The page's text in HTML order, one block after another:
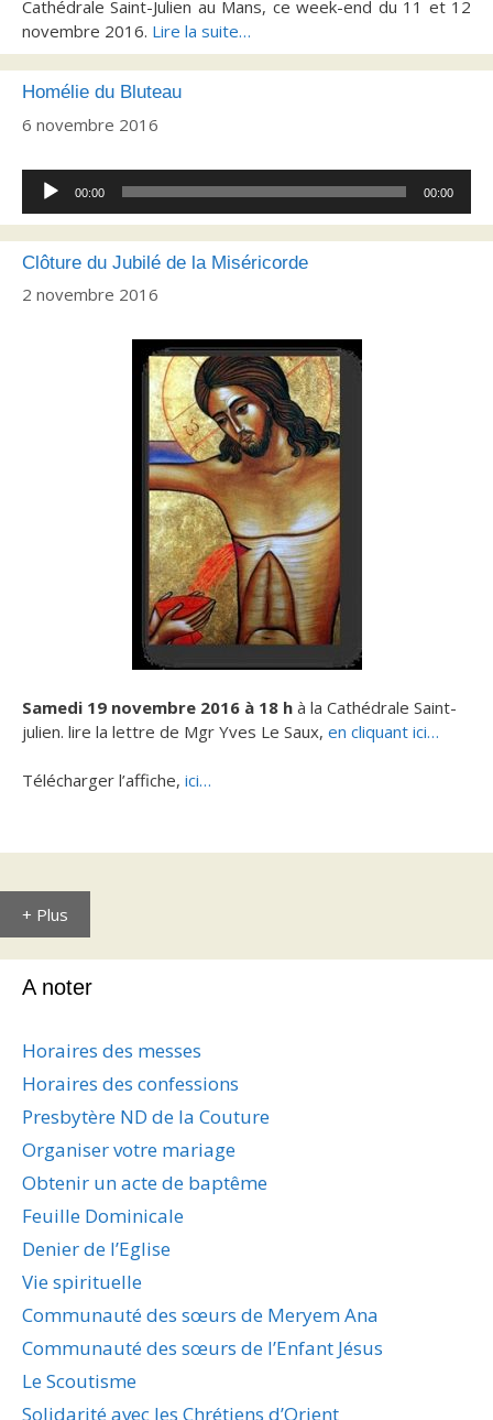
Cathédrale Saint-Julien au Mans, ce week-end du 11 et 12
novembre 2016. Lire la suite…
Homélie du Bluteau
6 novembre 2016
Lecteur
audio
00:00 00:00
Clôture du Jubilé de la Miséricorde
2 novembre 2016
Samedi 19 novembre 2016 à 18 h à la Cathédrale Saint-
julien. lire la lettre de Mgr Yves Le Saux, en cliquant ici…
Télécharger l’affiche, ici…
+ Plus
A noter
Horaires des messes
Horaires des confessions
Presbytère ND de la Couture
Organiser votre mariage
Obtenir un acte de baptême
Feuille Dominicale
Denier de l’Eglise
Vie spirituelle
Communauté des sœurs de Meryem Ana
Communauté des sœurs de l’Enfant Jésus
Le Scoutisme
Solidarité avec les Chrétiens d’Orient